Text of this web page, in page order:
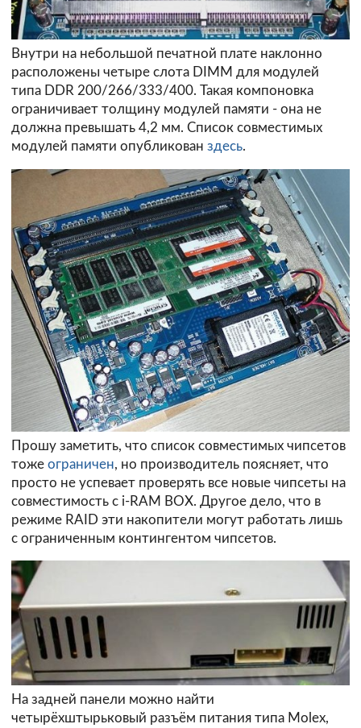
Внутри на небольшой печатной плате наклонно
расположены четыре слота DIMM для модулей
типа DDR 200/266/333/400. Такая компоновка
ограничивает толщину модулей памяти - она не
должна превышать 4,2 мм. Список совместимых
модулей памяти опубликован здесь.
Прошу заметить, что список совместимых чипсетов
тоже ограничен, но производитель поясняет, что
просто не успевает проверять все новые чипсеты на
совместимость с i-RAM BOX. Другое дело, что в
режиме RAID эти накопители могут работать лишь
с ограниченным контингентом чипсетов.
На задней панели можно найти
четырёхштырьковый разъём питания типа Molex,